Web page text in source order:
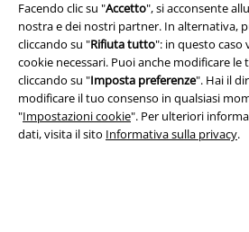
Facendo clic su "Accetto", si acconsente
nostra e dei nostri partner. In alternativa,
cliccando su "Rifiuta tutto": in questo caso
cookie necessari. Puoi anche modificare
cliccando su "Imposta preferenze". Hai il
modificare il tuo consenso in qualsiasi
"Impostazioni cookie". Per ulteriori
dati, visita il sito Informativa sulla privacy.